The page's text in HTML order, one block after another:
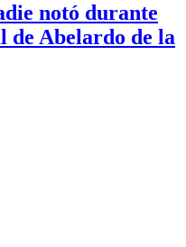
notó durante
de Abelardo de la